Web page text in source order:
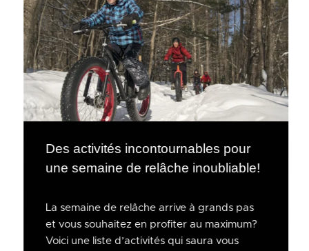
Des activités incontournables pour
une semaine de relâche inoubliable!
La semaine de relâche arrive à grands pas
et vous souhaitez en profiter au maximum?
Voici une liste d’activités qui saura vous